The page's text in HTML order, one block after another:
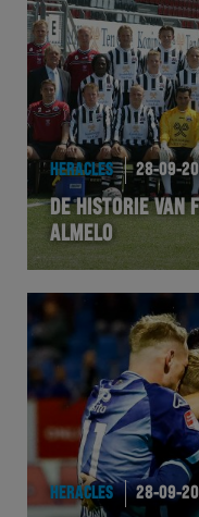
HERACLES 28-09-
DE HISTORIE VAN
ALMELO
HERACLES 28-09-